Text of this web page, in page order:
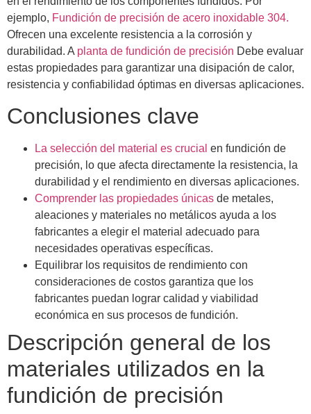
ejemplo, Fundición de precisión de acero inoxidable 304.
Ofrecen una excelente resistencia a la corrosión y
durabilidad. A planta de fundición de precisión Debe evaluar
estas propiedades para garantizar una disipación de calor,
resistencia y confiabilidad óptimas en diversas aplicaciones.
Conclusiones clave
La selección del material es crucial en fundición de
precisión, lo que afecta directamente la resistencia, la
durabilidad y el rendimiento en diversas aplicaciones.
Comprender las propiedades únicas de metales,
aleaciones y materiales no metálicos ayuda a los
fabricantes a elegir el material adecuado para
necesidades operativas específicas.
Equilibrar los requisitos de rendimiento con
consideraciones de costos garantiza que los
fabricantes puedan lograr calidad y viabilidad
económica en sus procesos de fundición.
Descripción general de los
materiales utilizados en la
fundición de precisión